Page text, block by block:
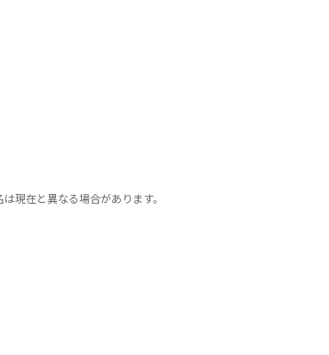
現在と異なる場合があります。